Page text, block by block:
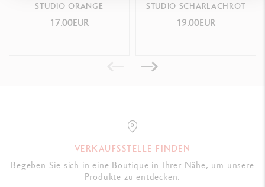
Entleerung der Tube
Swiss Made, CE / UKCA
STUDIO ORANGE
17.00EUR
STUDIO SCHARLACHROT
19.00EUR
VERKAUFSSTELLE FINDEN
Begeben Sie sich in eine Boutique in Ihrer Nähe, um unsere
Produkte zu entdecken.